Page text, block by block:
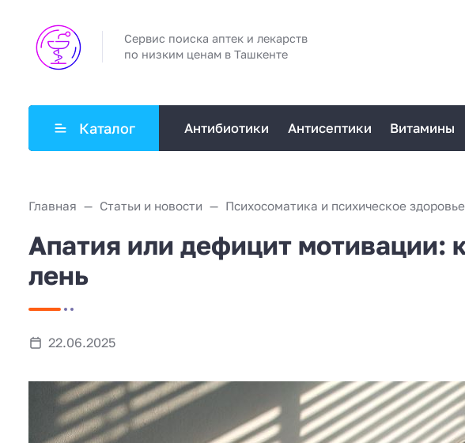
Сервис поиска аптек и лекарств
по низким ценам в Ташкенте
Каталог Антибиотики Антисептики Витамины
Главная Статьи и новости Психосоматика и психическое здоровье
Апатия или дефицит мотивации:
лень
22.06.2025